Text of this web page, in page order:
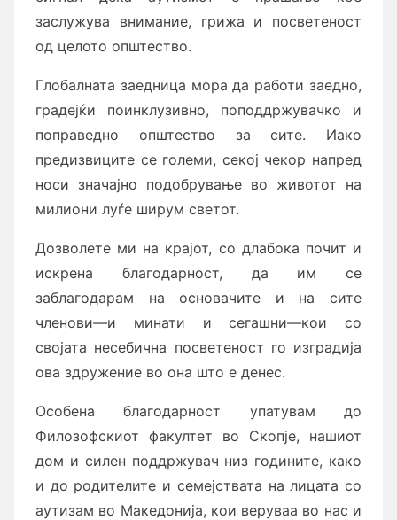
заслужува внимание, грижа и посветеност
од целото општество.
Глобалната заедница мора да работи заедно,
градејќи поинклузивно, поподдржувачко и
поправедно општество за сите. Иако
предизвиците се големи, секој чекор напред
носи значајно подобрување во животот на
милиони луѓе ширум светот.
Дозволете ми на крајот, со длабока почит и
искрена благодарност, да им се
заблагодарам на основачите и на сите
членови—и минати и сегашни—кои со
својата несебична посветеност го изградија
ова здружение во она што е денес.
Особена благодарност упатувам до
Филозофскиот факултет во Скопје, нашиот
дом и силен поддржувач низ годините, како
и до родителите и семејствата на лицата со
аутизам во Македонија, кои веруваа во нас и